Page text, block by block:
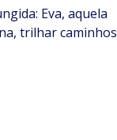
Eva, aquela
trilhar caminhos